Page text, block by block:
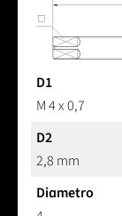
D1
M 4 x 0,7
D2
2,8 mm
Diametro